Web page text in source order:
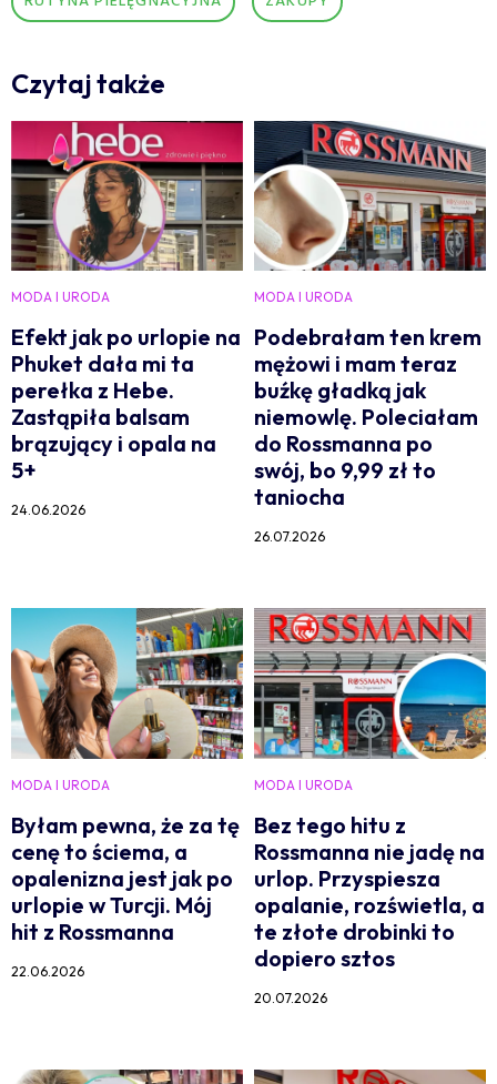
Czytaj także
MODA I URODA
Efekt jak po urlopie na
Phuket dała mi ta
perełka z Hebe.
Zastąpiła balsam
brązujący i opala na
5+
24.06.2026
MODA I URODA
Podebrałam ten krem
mężowi i mam teraz
buźkę gładką jak
niemowlę. Poleciałam
do Rossmanna po
swój, bo 9,99 zł to
taniocha
26.07.2026
MODA I URODA
Byłam pewna, że za tę
cenę to ściema, a
opalenizna jest jak po
urlopie w Turcji. Mój
hit z Rossmanna
22.06.2026
MODA I URODA
Bez tego hitu z
Rossmanna nie jadę na
urlop. Przyspiesza
opalanie, rozświetla, a
te złote drobinki to
dopiero sztos
20.07.2026